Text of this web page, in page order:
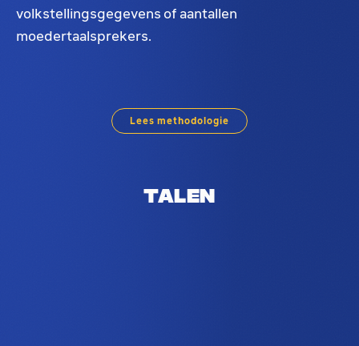
volkstellingsgegevens of aantallen
moedertaalsprekers.
Frans taalverdeling in Brussel. Op basis van
Lees methodologie
Talen